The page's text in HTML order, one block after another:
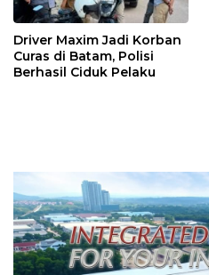
Driver Maxim Jadi Korban
Curas di Batam, Polisi
Berhasil Ciduk Pelaku